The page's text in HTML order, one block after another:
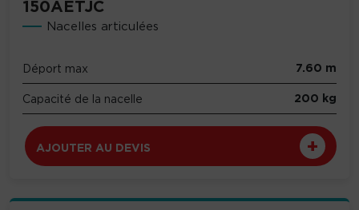
150AETJC
Nacelles articulées
Déport max 7.60 m
Capacité de la nacelle 200 kg
AJOUTER AU DEVIS